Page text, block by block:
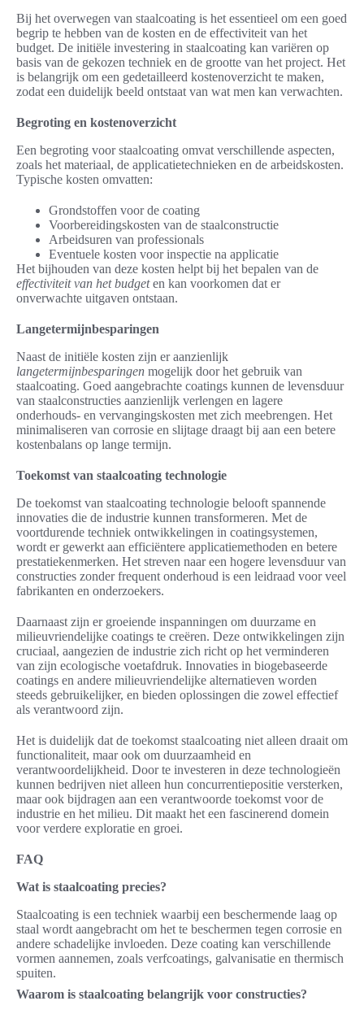
Bij het overwegen van staalcoating is het essentieel om een goed
begrip te hebben van de kosten en de effectiviteit van het
budget. De initiële investering in staalcoating kan variëren op
basis van de gekozen techniek en de grootte van het project. Het
is belangrijk om een gedetailleerd kostenoverzicht te maken,
zodat een duidelijk beeld ontstaat van wat men kan verwachten.
Begroting en kostenoverzicht
Een begroting voor staalcoating omvat verschillende aspecten,
zoals het materiaal, de applicatietechnieken en de arbeidskosten.
Typische kosten omvatten:
Grondstoffen voor de coating
Voorbereidingskosten van de staalconstructie
Arbeidsuren van professionals
Eventuele kosten voor inspectie na applicatie
Het bijhouden van deze kosten helpt bij het bepalen van de
effectiviteit van het budgeten kan voorkomen dat er
onverwachte uitgaven ontstaan.
Langetermijnbesparingen
Naast de initiële kosten zijn er aanzienlijk
langetermijnbesparingen mogelijk door het gebruik van
staalcoating. Goed aangebrachte coatings kunnen de levensduur
van staalconstructies aanzienlijk verlengen en lagere
onderhouds- en vervangingskosten met zich meebrengen. Het
minimaliseren van corrosie en slijtage draagt bij aan een betere
kostenbalans op lange termijn.
Toekomst van staalcoating technologie
De toekomst van staalcoating technologie belooft spannende
innovaties die de industrie kunnen transformeren. Met de
voortdurende techniek ontwikkelingen in coatingsystemen,
wordt er gewerkt aan efficiëntere applicatiemethoden en betere
prestatiekenmerken. Het streven naar een hogere levensduur van
constructies zonder frequent onderhoud is een leidraad voor veel
fabrikanten en onderzoekers.
Daarnaast zijn er groeiende inspanningen om duurzame en
milieuvriendelijke coatings te creëren. Deze ontwikkelingen zijn
cruciaal, aangezien de industrie zich richt op het verminderen
van zijn ecologische voetafdruk. Innovaties in biogebaseerde
coatings en andere milieuvriendelijke alternatieven worden
steeds gebruikelijker, en bieden oplossingen die zowel effectief
als verantwoord zijn.
Het is duidelijk dat de toekomst staalcoating niet alleen draait om
functionaliteit, maar ook om duurzaamheid en
verantwoordelijkheid. Door te investeren in deze technologieën
kunnen bedrijven niet alleen hun concurrentiepositie versterken,
maar ook bijdragen aan een verantwoorde toekomst voor de
industrie en het milieu. Dit maakt het een fascinerend domein
voor verdere exploratie en groei.
FAQ
Wat is staalcoating precies?
Staalcoating is een techniek waarbij een beschermende laag op
staal wordt aangebracht om het te beschermen tegen corrosie en
andere schadelijke invloeden. Deze coating kan verschillende
vormen aannemen, zoals verfcoatings, galvanisatie en thermisch
spuiten.
Waarom is staalcoating belangrijk voor constructies?